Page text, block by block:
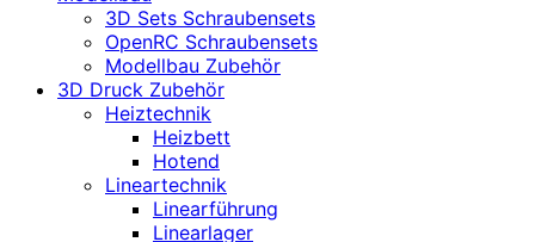
3D Sets Schraubensets
OpenRC Schraubensets
Modellbau Zubehör
3D Druck Zubehör
Heiztechnik
Heizbett
Hotend
Lineartechnik
Linearführung
Linearlager